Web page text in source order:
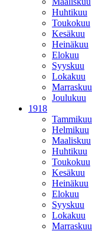
Huhtikuu
Toukokuu
Kesäkuu
Heinäkuu
Elokuu
Syyskuu
Lokakuu
Marraskuu
Joulukuu
1918
Tammikuu
Helmikuu
Maaliskuu
Huhtikuu
Toukokuu
Kesäkuu
Heinäkuu
Elokuu
Syyskuu
Lokakuu
Marraskuu